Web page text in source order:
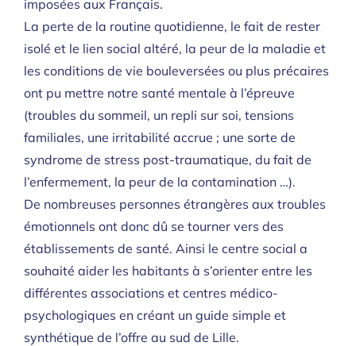
imposées aux Français.
La perte de la routine quotidienne, le fait de rester
isolé et le lien social altéré, la peur de la maladie et
les conditions de vie bouleversées ou plus précaires
ont pu mettre notre santé mentale à l’épreuve
(troubles du sommeil, un repli sur soi, tensions
familiales, une irritabilité accrue ; une sorte de
syndrome de stress post-traumatique, du fait de
l’enfermement, la peur de la contamination …).
De nombreuses personnes étrangères aux troubles
émotionnels ont donc dû se tourner vers des
établissements de santé. Ainsi le centre social a
souhaité aider les habitants à s’orienter entre les
différentes associations et centres médico-
psychologiques en créant un guide simple et
synthétique de l’offre au sud de Lille.